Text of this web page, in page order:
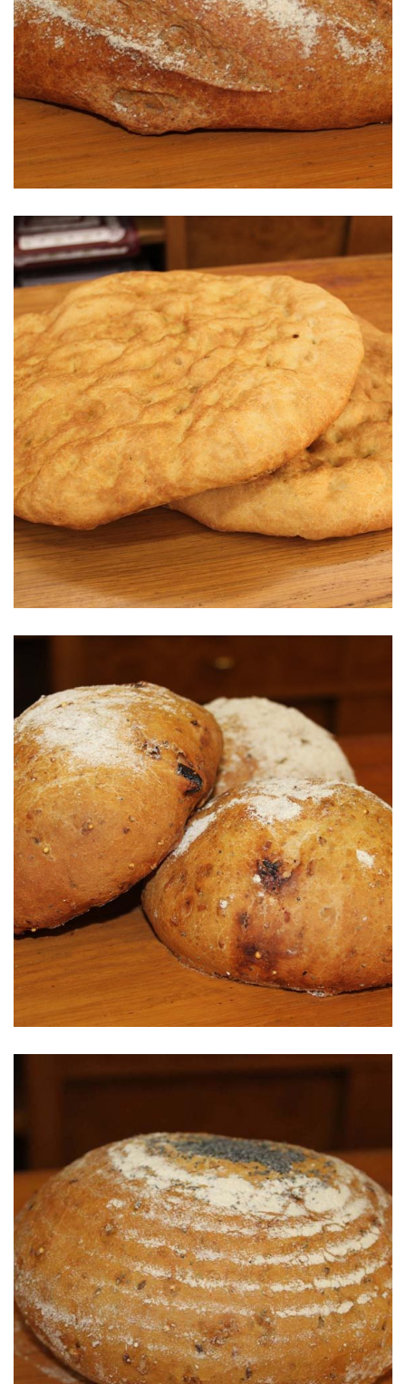
Hogazas de Espelta integral
Pan de Aranda
Pan de Cereales, Dátiles y Nueces
Pan de 13 cereales con Arándanos aromatizado